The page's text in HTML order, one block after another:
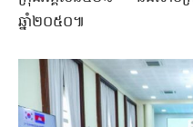
ឆ្នាំ២០៥០៕